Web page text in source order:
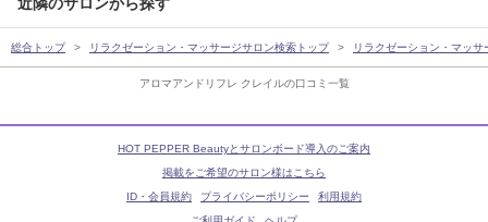
アロマアンドリフレ クレイルの口コミ一覧
総合トップ リラクゼーション・マッサージサロン検索トップ リラクゼーション・マッ
HOT PEPPER Beautyとサロンボード導入のご案内
掲載をご希望のサロン様はこちら
ID・会員規約
プライバシーポリシー
利用規約